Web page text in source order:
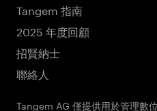
Tangem 指南
2025 年度回顧
招賢納士
聯絡人
Tangem AG 僅提供用於管理數